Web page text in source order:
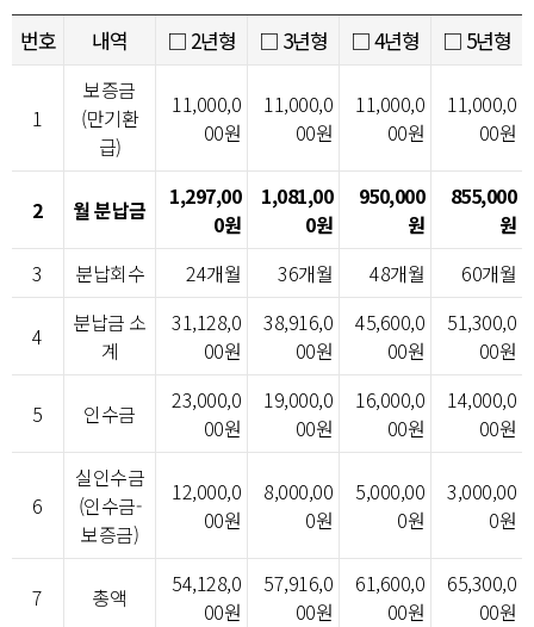
번호 내역 □ 2년형 □ 3년형 □ 4년형 □ 5년형
1
보증금
(만기환
급)
11,000,0
00원
11,000,0
00원
11,000,0
00원
11,000,0
00원
2 월 분납금
1,297,00
0원
1,081,00
0원
950,000
원
855,000
원
3
분납회수 24개월 36개월 48개월 60개월
4
분납금 소
계
31,128,0
00원
38,916,0
00원
45,600,0
00원
51,300,0
00원
5 인수금
23,000,0
00원
19,000,0
00원
16,000,0
00원
14,000,0
00원
6
실인수금
(인수금-
보증금)
12,000,0
00원
8,000,00
0원
5,000,00
0원
3,000,00
0원
7 총액
54,128,0
00원
57,916,0
00원
61,600,0
00원
65,300,0
00원